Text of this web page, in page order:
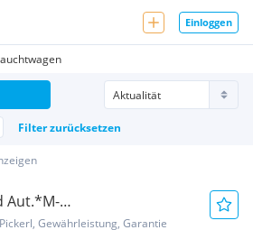
Einloggen
Filter zurücksetzen
Aut.*M-
Gewährleistung, Garantie